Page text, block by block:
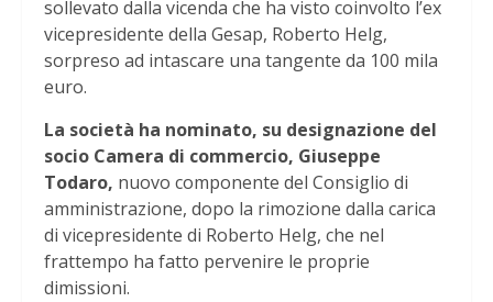
sollevato dalla vicenda che ha visto coinvolto l’ex
vicepresidente della Gesap, Roberto Helg,
sorpreso ad intascare una tangente da 100 mila
euro.
La società ha nominato, su designazione del
socio Camera di commercio, Giuseppe
Todaro, nuovo componente del Consiglio di
amministrazione, dopo la rimozione dalla carica
di vicepresidente di Roberto Helg, che nel
frattempo ha fatto pervenire le proprie
dimissioni.